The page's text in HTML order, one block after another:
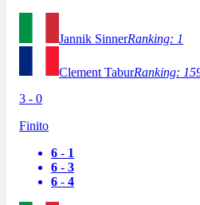
Jannik SinnerRanking: 1
Clement TaburRanking:
3 - 0
Finito
6 - 1
6 - 3
6 - 4